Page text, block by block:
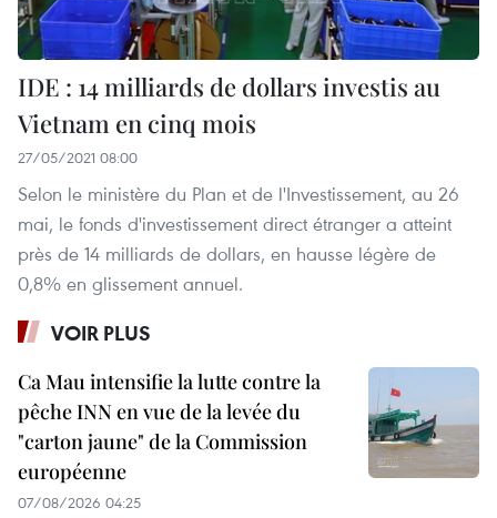
IDE : 14 milliards de dollars investis au
Vietnam en cinq mois
27/05/2021 08:00
Selon le ministère du Plan et de l'Investissement, au 26
mai, le fonds d'investissement direct étranger a atteint
près de 14 milliards de dollars, en hausse légère de
0,8% en glissement annuel.
VOIR PLUS
Ca Mau intensifie la lutte contre la
pêche INN en vue de la levée du
"carton jaune" de la Commission
européenne
07/08/2026 04:25